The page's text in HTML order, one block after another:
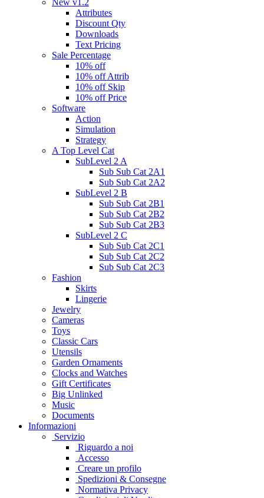
New v1.2
Attributes
Discount Qty
Downloads
Text Pricing
Sale Percentage
10% off
10% off Attrib
10% off Skip
10% off Price
Software
Action
Simulation
Strategy
A Top Level Cat
SubLevel 2 A
Sub Sub Cat 2A1
Sub Sub Cat 2A2
SubLevel 2 B
Sub Sub Cat 2B1
Sub Sub Cat 2B2
Sub Sub Cat 2B3
SubLevel 2 C
Sub Sub Cat 2C1
Sub Sub Cat 2C2
Sub Sub Cat 2C3
Fashion
Skirts
Lingerie
Jewelry
Cameras
Toys
Classic Cars
Utensils
Garden Ornaments
Clocks and Watches
Gift Certificates
Big Unlinked
Music
Documents
Informazioni
Servizio
Riguardo a noi
Accesso
Creare un profilo
Spedizioni & Consegne
Normativa Privacy